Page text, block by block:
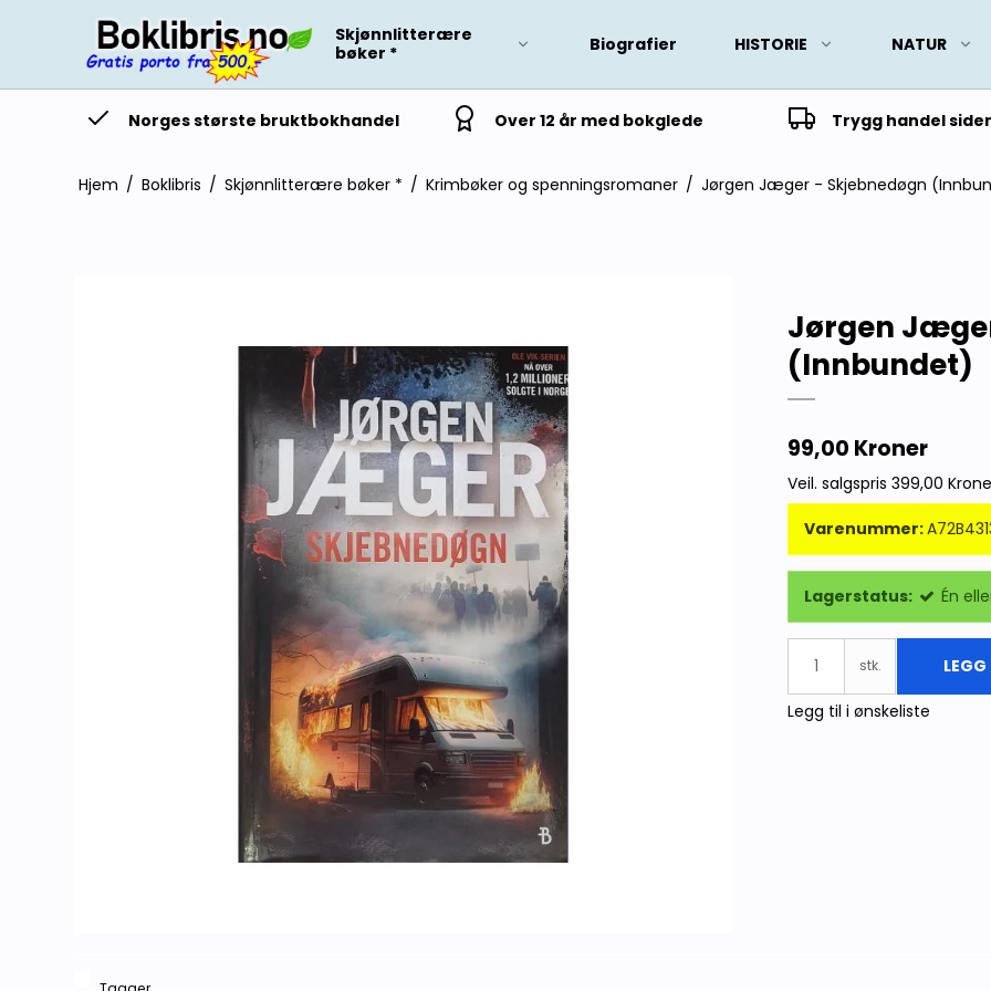
Skjønnlitterære
bøker *
Biografier HISTORIE NATUR
Norges største bruktbokhandel Over 12 år med bokglede Trygg handel
Hjem / Boklibris / Skjønnlitterære bøker * / Krimbøker og spenningsromaner / Jørgen Jæger - Skjebnedøgn
Jørgen
(Innbundet)
99,00 Kroner
Veil. salgspris 399,00
Varenummer:
Lagerstatus: Én
stk. LEGG
Legg til i ønskeliste